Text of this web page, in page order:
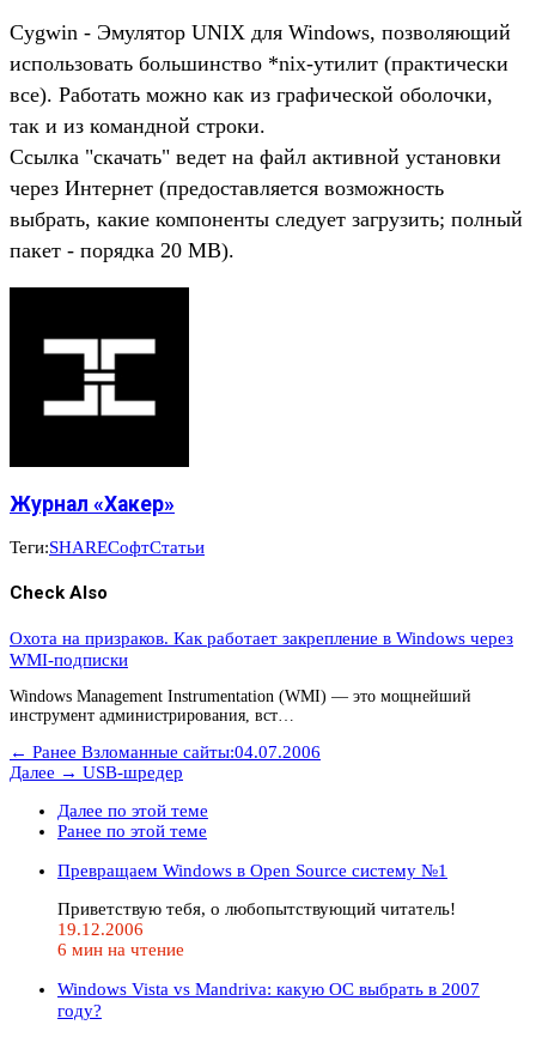
Cygwin - Эмулятор UNIX для Windows, позволяющий
использовать большинство *nix-утилит (практически
все). Работать можно как из графической оболочки,
так и из командной строки.
Ссылка "скачать" ведет на файл активной установки
через Интернет (предоставляется возможность
выбрать, какие компоненты следует загрузить; полный
пакет - порядка 20 MB).
Журнал «Хакер»
Теги:SHAREСофтСтатьи
Check Also
Охота на призраков. Как работает закрепление в Windows через
WMI-подписки
Windows Management Instrumentation (WMI) — это мощнейший
инструмент администрирования, вст…
← Ранее Взломанные сайты:04.07.2006
Далее → USB-шредер
Далее по этой теме
Ранее по этой теме
Превращаем Windows в Open Source систему №1
Приветствую тебя, о любопытствующий читатель!
19.12.2006
6 мин на чтение
Windows Vista vs Mandriva: какую ОС выбрать в 2007
году?